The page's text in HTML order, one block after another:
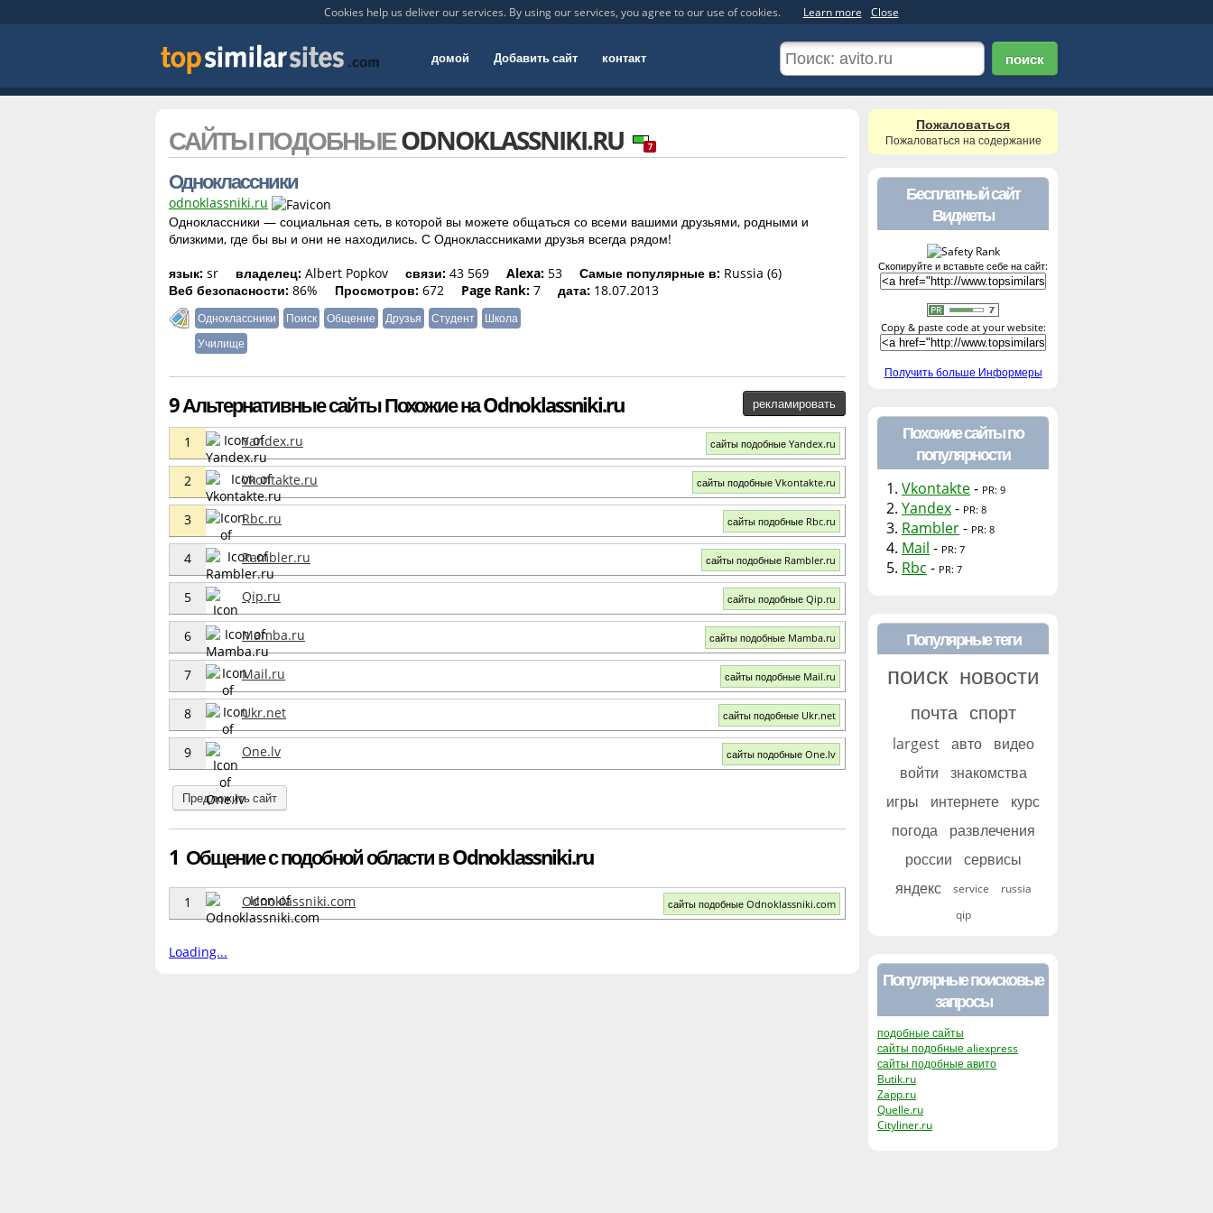
Cookies help us deliver our services. By using our services, you agree to our use of cookies. Learn more Close
домой Добавить сайт контакт поиск
САЙТЫ ПОДОБНЫЕODNOKLASSNIKI.RU 7
Одноклассники
odnoklassniki.ru
Одноклассники — социальная сеть, в которой вы можете общаться со всеми вашими друзьями, родными и
близкими, где бы вы и они не находились. С Одноклассниками друзья всегда рядом!
язык: sr владелец: Albert Popkov связи: 43 569 Alexa: 53 Самые популярные в: Russia (6)
Веб безопасности: 86% Просмотров: 672 Page Rank: 7 дата: 18.07.2013
Одноклассники Поиск Общение Друзья Студент
Школа
Училище
9 Альтернативные сайты Похожие на Odnoklassniki.ru рекламировать
1 Yandex.ru сайты подобные Yandex.ru
2 Vkontakte.ru сайты подобные Vkontakte.ru
3 Rbc.ru сайты подобные Rbc.ru
4 Rambler.ru сайты подобные Rambler.ru
5 Qip.ru сайты подобные Qip.ru
6 Mamba.ru сайты подобные Mamba.ru
7 Mail.ru сайты подобные Mail.ru
8 Ukr.net сайты подобные Ukr.net
9 One.lv сайты подобные One.lv
Предложить сайт
1 Общение с подобной области в Odnoklassniki.ru
1 Odnoklassniki.com сайты подобные Odnoklassniki.com
Loading...
Пожаловаться
Пожаловаться на содержание
Бесплатный сайт
Виджеты
Скопируйте и вставьте себе на сайт:
Copy & paste code at your website:
Получить больше Информеры
Похожие сайты по
популярности
1. Vkontakte- PR: 9
2. Yandex- PR: 8
3. Rambler- PR: 8
4. Mail - PR: 7
5. Rbc - PR: 7
Популярные теги
поиск новости
почта спорт
largest авто
видео
войти
знакомства
игры
интернете
курс
погода
развлечения
россии
сервисы
яндекс
service
russia
qip
Популярные поисковые
запросы
подобные сайты
сайты подобные aliexpress
сайты подобные авито
Butik.ru
Zapp.ru
Quelle.ru
Cityliner.ru